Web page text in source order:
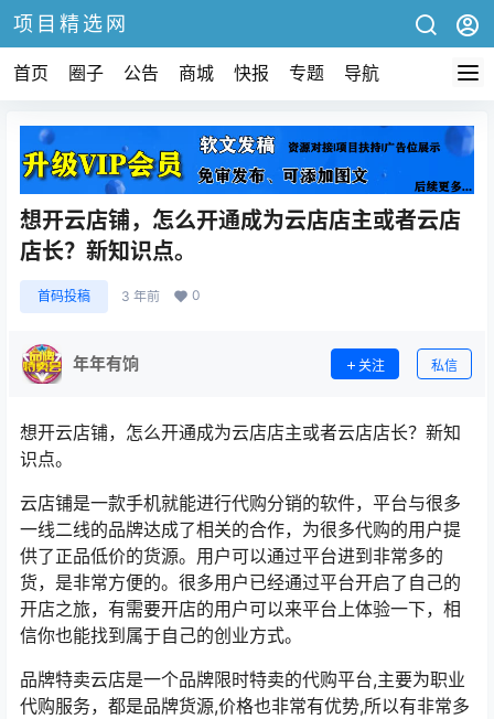
项目精选网
首页 圈子 公告 商城 快报 专题 导航
想开云店铺，怎么开通成为云店店主或者云店
店长？新知识点。
首码投稿 3 年前 0
年年有饷 关注 私信
想开云店铺，怎么开通成为云店店主或者云店店长？新知
识点。
云店铺是一款手机就能进行代购分销的软件，平台与很多
一线二线的品牌达成了相关的合作，为很多代购的用户提
供了正品低价的货源。用户可以通过平台进到非常多的
货，是非常方便的。很多用户已经通过平台开启了自己的
开店之旅，有需要开店的用户可以来平台上体验一下，相
信你也能找到属于自己的创业方式。
品牌特卖云店是一个品牌限时特卖的代购平台,主要为职业
代购服务，都是品牌货源,价格也非常有优势,所以有非常多